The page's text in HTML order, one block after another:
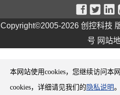
  
Copyright©2005-2026 创控科技
号 网站
本网站使用cookies，您继续访问本
cookies，详细请见我们的 隐私说明。